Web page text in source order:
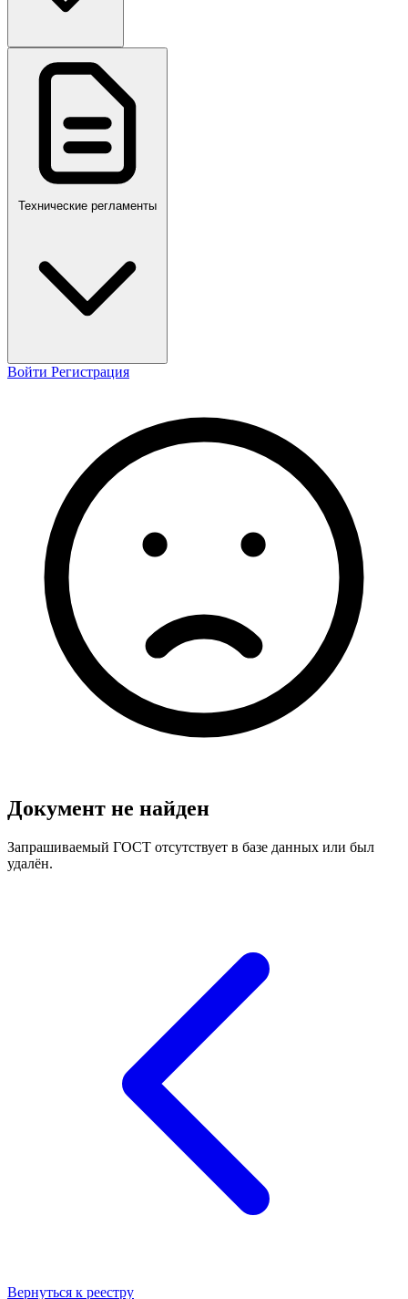
ПР,Р,ПМГ,РМГ
Технические регламенты
Войти Регистрация
Документ не найден
Запрашиваемый ГОСТ отсутствует в базе данных или был
удалён.
Вернуться к реестру